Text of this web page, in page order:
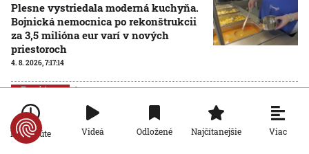
Plesne vystriedala moderná kuchyňa.
Bojnická nemocnica po rekonštrukcii
za 3,5 milióna eur varí v nových
priestoroch
4. 8. 2026, 7:17:14
Regióny
Rehabilitácia, kondícia aj odbúranie
stresu: Vo Zvolene otvorili prvý
celoročný bazén pre psy
4. 8. 2026, 6:47:06
Po minúte Videá Odložené Najčítanejšie Viac